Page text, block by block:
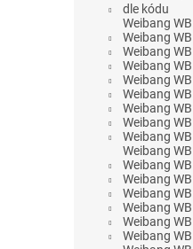
dle kódu
Weibang
Weibang
Weibang
Weibang
Weibang
Weibang
Weibang
Weibang
Weibang
Weibang
Weibang
Weibang
Weibang
Weibang
Weibang
Weibang